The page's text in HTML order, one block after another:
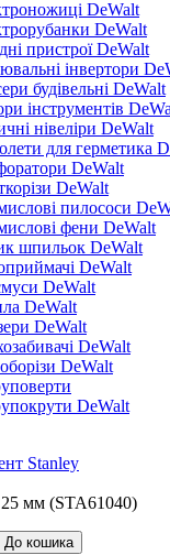
DeWalt
DeWalt
пристрої DeWalt
інвертори
будівельні DeWalt
інструментів
нівеліри DeWalt
для герметика
DeWalt
DeWalt
пилососи
фени DeWalt
шпильок DeWalt
DeWalt
DeWalt
DeWalt
DeWalt
DeWalt
DeWalt
DeWalt
Stanley
25 мм (STA61040)
До кошика